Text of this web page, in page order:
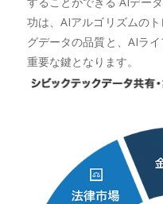
功は、AIアルゴリズムの
グデータの品質と、AIラ
重要な鍵となります。